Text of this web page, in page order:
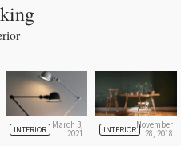
INTERIOR March 3,
2021 INTERIORNovember
28, 2018